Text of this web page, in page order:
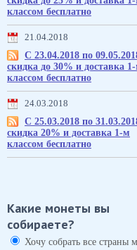
классом бесплатно
21.04.2018
С 23.04.2018 по
скидка до 30% и доставка
классом бесплатно
24.03.2018
С 25.03.2018 по
скидка 20% и доставка 1-м
классом бесплатно
Какие монеты вы
собираете?
Хочу собрать все страны